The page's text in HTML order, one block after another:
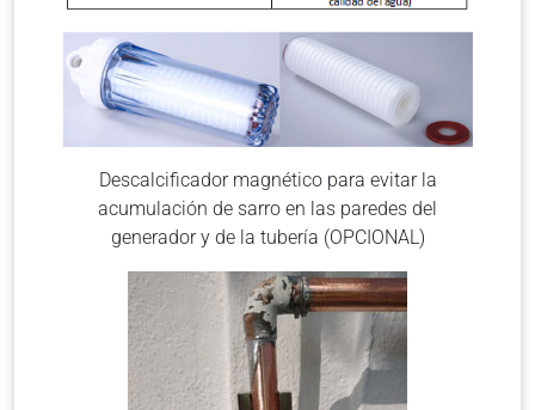
Descalcificador magnético para evitar la
acumulación de sarro en las paredes del
generador y de la tubería (OPCIONAL)